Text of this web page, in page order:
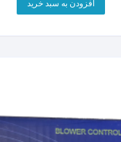
افزودن به سبد خرید